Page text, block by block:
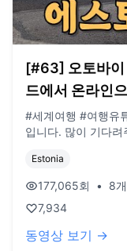
[#63] 오토바이
드에서 온라인
아에 배 타고
#세계여행 #여행유튜브 #유럽여행
입니다. 많이 기다려주셔서 감사합니다. 다시 여행 시작인데
도 행복한 하루 보내
니스 이메일:
GoPro12 black,
Estonia
177,065회 •
8
7,934
동영상 보기 →